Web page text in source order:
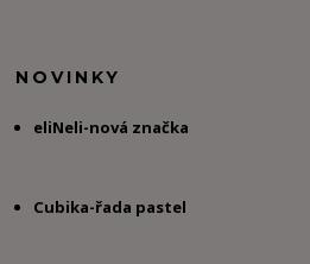
NOVINKY
eliNeli-nová značka
Cubika-řada pastel